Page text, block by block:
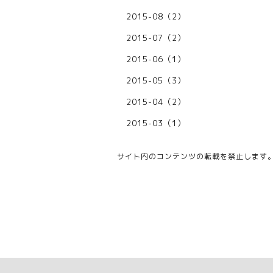
2015-08（2）
2015-07（2）
2015-06（1）
2015-05（3）
2015-04（2）
2015-03（1）
サイト内のコンテンツの転載を禁止します。